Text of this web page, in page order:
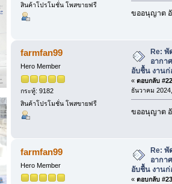
สินค้าโปรโมชั่น โพสขายฟรี
ขออนุญาต
farmfan99
Hero Member
กระทู้: 9182
สินค้าโปรโมชั่น โพสขายฟรี
Re: พั
อากา
อับชื้น งานก่
« ตอบกลับ
ธันวาคม
ขออนุญาต
farmfan99
Hero Member
Re: พั
อากา
อับชื้น งานก่
« ตอบกลับ